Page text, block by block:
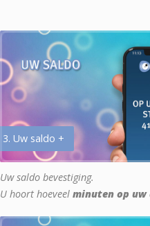
3. Uw saldo +
Uw saldo bevestiging.
U hoort hoeveel minuten op uw